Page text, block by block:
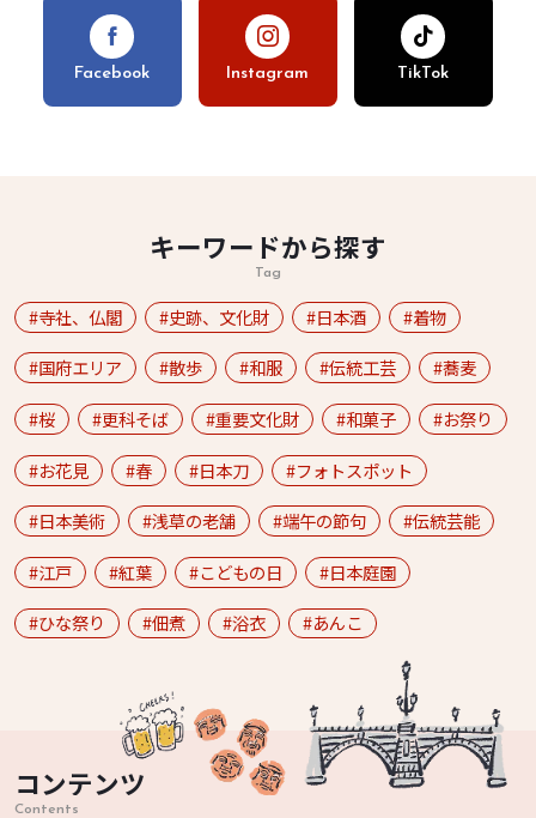
Facebook Instagram TikTok
キーワードから探す
Tag
寺社、仏閣 史跡、文化財 日本酒 着物
国府エリア 散歩 和服 伝統工芸 蕎麦
桜 更科そば 重要文化財 和菓子 お祭り
お花見 春 日本刀 フォトスポット
日本美術 浅草の老舗 端午の節句 伝統芸能
江戸 紅葉 こどもの日 日本庭園
ひな祭り 佃煮 浴衣 あんこ
コンテンツ
Contents